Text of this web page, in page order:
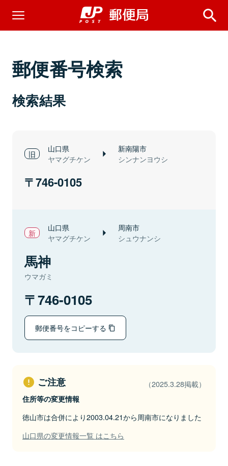
郵便番号検索
検索結果
山口県
ヤマグチケン
新南陽市
シンナンヨウシ
746-0105
山口県
ヤマグチケン
周南市
シュウナンシ
馬神
ウマガミ
746-0105
郵便番号をコピーする
ご注意 （2025.3.28掲載）
住所等の変更情報
徳山市は合併により2003.04.21から周南市になりました
山口県の変更情報一覧 はこちら